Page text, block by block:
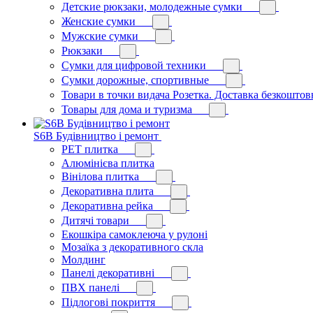
Детские рюкзаки, молодежные сумки
Женские сумки
Мужские сумки
Рюкзаки
Сумки для цифровой техники
Сумки дорожные, спортивные
Товари в точки видача Розетка. Доставка
Товары для дома и туризма
S6B Будівництво і ремонт
PЕT плитка
Алюмінієва плитка
Вінілова плитка
Декоративна плита
Декоративна рейка
Дитячі товари
Екошкіра самоклеюча у рулоні
Мозаїка з декоративного скла
Молдинг
Панелі декоративні
ПВХ панелі
Підлогові покриття